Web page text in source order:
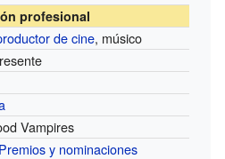
profesional
de cine, músico
Vampires
Premios y nominaciones